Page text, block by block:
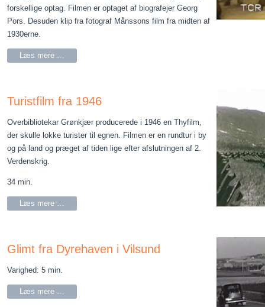
forskellige optag. Filmen er optaget af biografejer Georg
Pors. Desuden klip fra fotograf Månssons film fra midten af
1930erne.
Læs mere …
Turistfilm fra 1946
Overbibliotekar Grønkjær producerede i 1946 en Thyfilm,
der skulle lokke turister til egnen. Filmen er en rundtur i by
og på land og præget af tiden lige efter afslutningen af 2.
Verdenskrig.
34 min.
Læs mere …
Glimt fra Dyrehaven i Vilsund
Varighed: 5 min.
Læs mere …